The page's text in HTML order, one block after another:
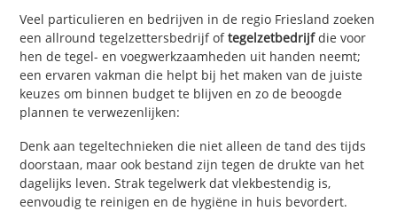
Veel particulieren en bedrijven in de regio Friesland zoeken
een allround tegelzettersbedrijf oftegelzetbedrijfdie voor
hen de tegel- en voegwerkzaamheden uit handen neemt;
een ervaren vakman die helpt bij het maken van de juiste
keuzes om binnen budget te blijven en zo de beoogde
plannen te verwezenlijken:
Denk aan tegeltechnieken die niet alleen de tand des tijds
doorstaan, maar ook bestand zijn tegen de drukte van het
dagelijks leven. Strak tegelwerk dat vlekbestendig is,
eenvoudig te reinigen en de hygiëne in huis bevordert.